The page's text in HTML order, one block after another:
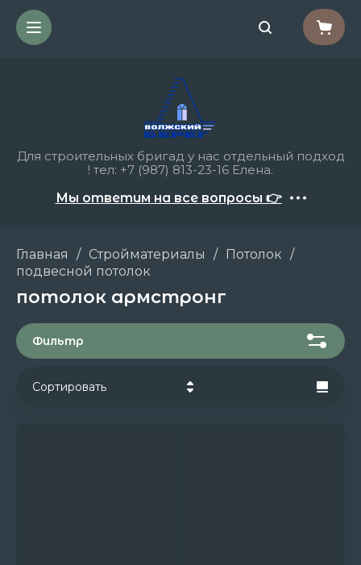
Для строительных бригад у нас отдельный подход
! тел: +7 (987) 813-23-16 Елена.
Мы ответим на все вопросы 👉
Главная / Стройматериалы / Потолок /
подвесной потолок
потолок армстронг
Фильтр
Сортировать